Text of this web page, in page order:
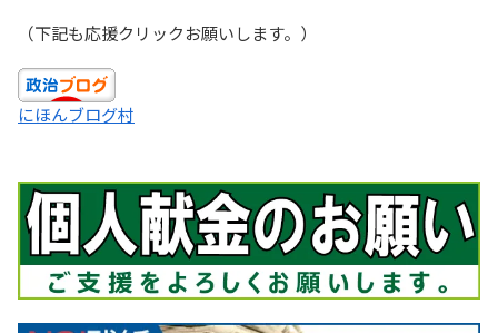
（下記も応援クリックお願いします。）
にほんブログ村